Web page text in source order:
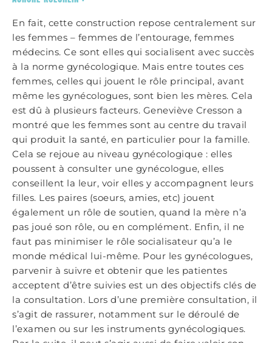
En fait, cette construction repose centralement sur
les femmes – femmes de l’entourage, femmes
médecins. Ce sont elles qui socialisent avec succès
à la norme gynécologique. Mais entre toutes ces
femmes, celles qui jouent le rôle principal, avant
même les gynécologues, sont bien les mères. Cela
est dû à plusieurs facteurs. Geneviève Cresson a
montré que les femmes sont au centre du travail
qui produit la santé, en particulier pour la famille.
Cela se rejoue au niveau gynécologique : elles
poussent à consulter une gynécologue, elles
conseillent la leur, voir elles y accompagnent leurs
filles. Les paires (soeurs, amies, etc) jouent
également un rôle de soutien, quand la mère n’a
pas joué son rôle, ou en complément. Enfin, il ne
faut pas minimiser le rôle socialisateur qu’a le
monde médical lui-même. Pour les gynécologues,
parvenir à suivre et obtenir que les patientes
acceptent d’être suivies est un des objectifs clés de
la consultation. Lors d’une première consultation, il
s’agit de rassurer, notamment sur le déroulé de
l’examen ou sur les instruments gynécologiques.